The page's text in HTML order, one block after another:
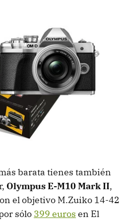
barata tienes también
Olympus E-M10 Mark II,
el objetivo M.Zuiko 14-42
sólo 399 euros en El